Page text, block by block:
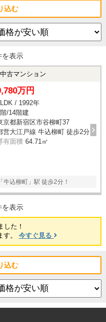
込む
を表示
古マンション
万円
/ 1992年
/14階建
京都新宿区市谷柳町37
営大江戸線 牛込柳町 徒歩2分
有面積 64.71㎡
■角住戸で陽当り・通風良好な2LDK！「牛込柳町」駅 徒歩2分！
を表示
した！
す。 今すぐ見る
込む